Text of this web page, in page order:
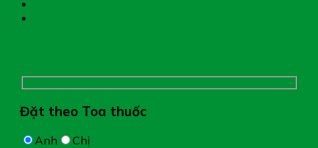
Đặt theo Toa thuốc
Anh Chị